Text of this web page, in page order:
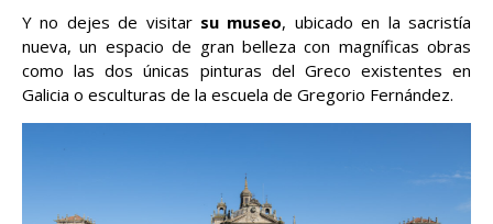
Y no dejes de visitar su museo, ubicado en la sacristía
nueva, un espacio de gran belleza con magníficas obras
como las dos únicas pinturas del Greco existentes en
Galicia o esculturas de la escuela de Gregorio Fernández.